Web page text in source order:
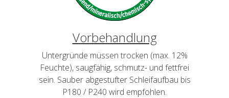
Vorbehandlung
Untergründe müssen trocken (max. 12%
Feuchte), saugfähig, schmutz- und fettfrei
sein. Sauber abgestufter Schleifaufbau bis
P180 / P240 wird empfohlen.